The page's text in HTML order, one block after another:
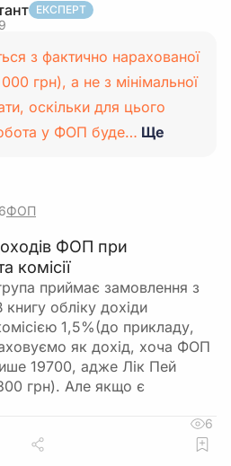
ЕКСПЕРТ
з фактично нарахованої
грн), а не з мінімальної
оскільки для цього
у ФОП буде… Ще
ФОП
ФОП при
комісії
приймає замовлення з
обліку дохіди
1,5%(до прикладу,
як дохід, хоча ФОП
19700, адже Лік Пей
грн). Але якщо є
6